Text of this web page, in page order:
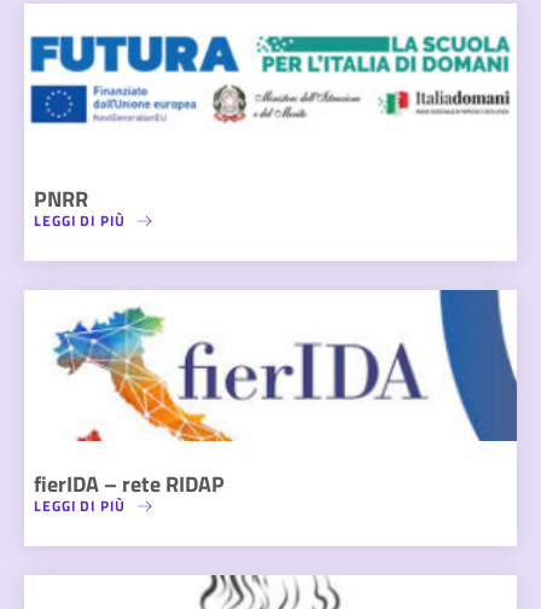
PNRR
LEGGI DI PIÙ
fierIDA – rete RIDAP
LEGGI DI PIÙ